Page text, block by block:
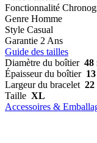
Fonctionnalité
Genre Homme
Style Casual
Garantie 2 Ans
Guide des tailles
Diamètre du boîtier 48
Épaisseur du boîtier
Largeur du bracelet 22
Taille XL
Accessoires &